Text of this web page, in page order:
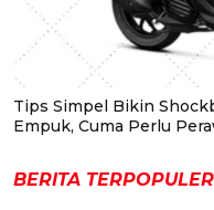
Tips Simpel Bikin
Empuk, Cuma Perlu
BERITA TERPOPULER